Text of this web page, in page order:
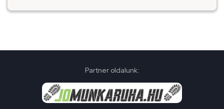
Partner oldalunk: